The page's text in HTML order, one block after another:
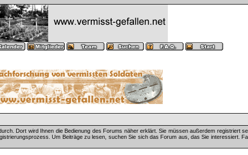
Dort wird Ihnen die Bedienung des Forums näher erklärt. Sie müssen außerdem registriert
Um Beiträge zu lesen, suchen Sie sich das Forum aus, das Sie interessiert.